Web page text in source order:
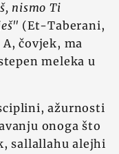
nismo Ti
(Et-Taberani,
A, čovjek, ma
meleka u
ažurnosti
onoga što
sallallahu alejhi